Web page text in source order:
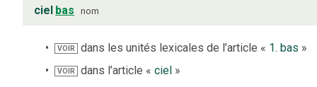
ciel bas nom
VOIR dans les unités lexicales de l’article « 1. bas »
VOIR dans l’article «ciel »